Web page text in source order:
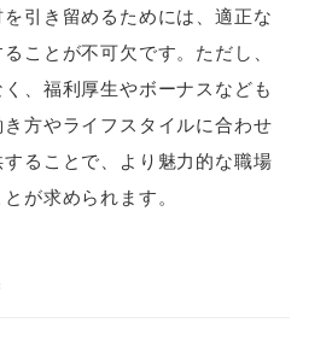
引き留めるためには、適正な
ことが不可欠です。ただし、
、福利厚生やボーナスなども
方やライフスタイルに合わせ
ることで、より魅力的な職場
が求められます。